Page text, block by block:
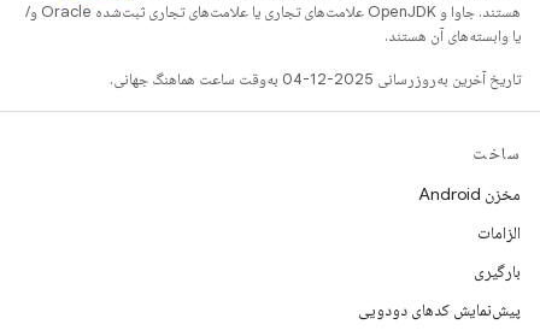
هستند. جاوا و OpenJDK علامت‌های تجاری یا علامت‌های تجاری ثبت‌شده Oracle و/
یا وابسته‌های آن هستند.
تاریخ آخرین به‌روزرسانی 2025-12-04 به‌وقت ساعت هماهنگ جهانی.
ساخت
مخزن Android
الزامات
بارگیری
پیش‌نمایش کدهای دودویی